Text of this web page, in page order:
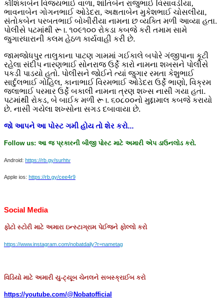
કૌશિકાબેન વિજયભાઈ વાળા, શાંતિબેન રાજુભાઈ વિસાવડીયા,
ભાવનાબેન ગોગનભાઈ ઓડેદરા, અક્ષતાબેન મુકેશભાઈ ચોસલીયા,
સંતોકબેન પરબતભાઈ બોખીરીયા નામના છ વ્યક્તિ મળી આવ્યા હતા.
પોલીસે પટમાંથી રૂ।. ૧૦૯૧૦૦ રોકડા કબજે કરી તમામ સામે
જુગારધારાની કલમ હેઠળ કાર્યવાહી કરી છે.
જામજોધપુર તાલુકાના પાટણ ગામમાં ગઈકાલે બપોરે ગંજીપાના કૂટી
રહેલા સંદીપ નારણભાઈ સોનરાજ ઉર્ફે કારો નામના શખસને પોલીસે
પકડી પાડયો હતો. પોલીસને જોઈને ત્યાં જુગાર રમતા કેશુભાઈ
સાર્દુલભાઈ ગોહિલ, કાનાભાઈ વિરમભાઈ ઓડેદરા ઉર્ફે ભાણો, વિક્રમ
જલાભાઈ પરમાર ઉર્ફે બકાલી નામના ત્રણ શખ્સ નાસી ગયા હતા.
પટમાંથી રોકડ, બે બાઈક મળી રૂ।. ૬૦૮૦૦નો મુદ્દામાલ કબજે કરાયો
છે. નાસી ગયેલા શખ્સોના સગડ દબાવાયા છે.
જો આપને આ પોસ્ટ ગમી હોય તો શેર કરો...
Follow us: આ જ પ્રકારની બીજી પોસ્ટ માટે અમારી એપ ડાઉનલોડ કરો.
Android: https://rb.gy/surhtv
Apple ios: https://rb.gy/cee4r9
Social Media
ફોટો સ્ટોરી માટે અમારા ઇન્સ્ટાગ્રામ પેઈજને ફોલ્લો કરો
https://www.instagram.com/nobatdaily?r=nametag
વિડિયો માટે અમારી યુ-ટ્યૂબ ચેનલને સબસ્ક્રાઈબ કરો
https://youtube.com/@Nobatofficial